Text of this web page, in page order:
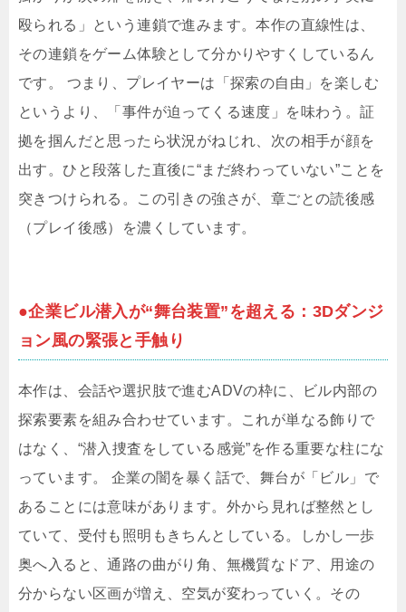
殴られる」という連鎖で進みます。本作の直線性は、
その連鎖をゲーム体験として分かりやすくしているん
です。 つまり、プレイヤーは「探索の自由」を楽しむ
というより、「事件が迫ってくる速度」を味わう。証
拠を掴んだと思ったら状況がねじれ、次の相手が顔を
出す。ひと段落した直後に“まだ終わっていない”ことを
突きつけられる。この引きの強さが、章ごとの読後感
（プレイ後感）を濃くしています。
●企業ビル潜入が“舞台装置”を超える：3Dダンジ
ョン風の緊張と手触り
本作は、会話や選択肢で進むADVの枠に、ビル内部の
探索要素を組み合わせています。これが単なる飾りで
はなく、“潜入捜査をしている感覚”を作る重要な柱にな
っています。 企業の闇を暴く話で、舞台が「ビル」で
あることには意味があります。外から見れば整然とし
ていて、受付も照明もきちんとしている。しかし一歩
奥へ入ると、通路の曲がり角、無機質なドア、用途の
分からない区画が増え、空気が変わっていく。その